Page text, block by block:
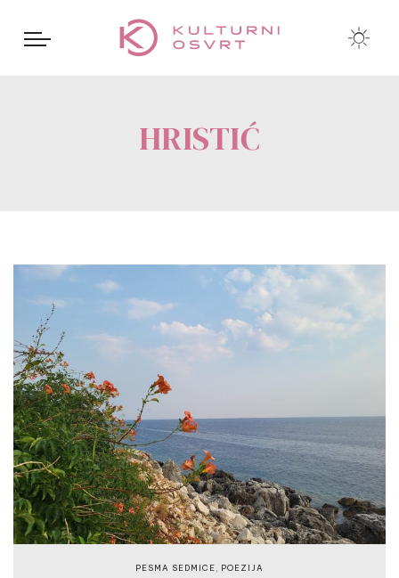
HRISTIĆ
PESMA SEDMICE POEZIJA